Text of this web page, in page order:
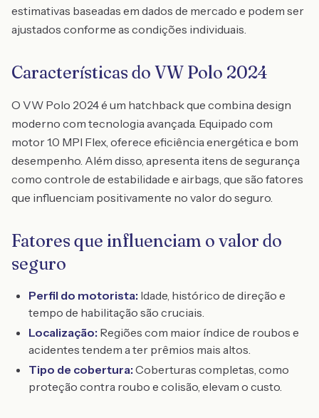
estimativas baseadas em dados de mercado e podem ser
ajustados conforme as condições individuais.
Características do VW Polo 2024
O VW Polo 2024 é um hatchback que combina design
moderno com tecnologia avançada. Equipado com
motor 1.0 MPI Flex, oferece eficiência energética e bom
desempenho. Além disso, apresenta itens de segurança
como controle de estabilidade e airbags, que são fatores
que influenciam positivamente no valor do seguro.
Fatores que influenciam o valor do
seguro
Perfil do motorista: Idade, histórico de direção e
tempo de habilitação são cruciais.
Localização: Regiões com maior índice de roubos e
acidentes tendem a ter prêmios mais altos.
Tipo de cobertura: Coberturas completas, como
proteção contra roubo e colisão, elevam o custo.